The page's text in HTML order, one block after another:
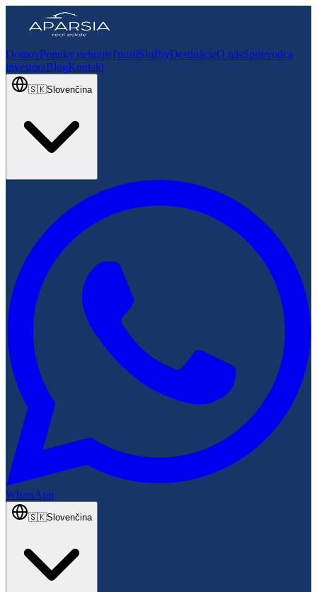
DomovPonuky nehnuteľnostíSlužbyDestinácieO násSprievodca
investoraBlogKontakt
🇸🇰Slovenčina
WhatsApp
🇸🇰Slovenčina